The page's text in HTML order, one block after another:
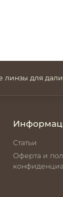
линзы для дали
Статьи
Оферта и